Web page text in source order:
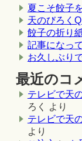
夏こそ餃子
天のびろく
餃子の折り
記事になっ
お久しぶりで
最近のコ
テレビで天
ろく
より
テレビで天
より